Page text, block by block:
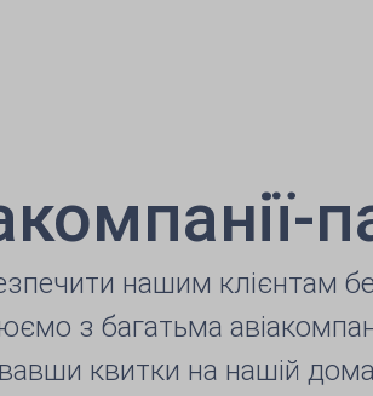
нашим клієнтам
з багатьма
квитки на нашій